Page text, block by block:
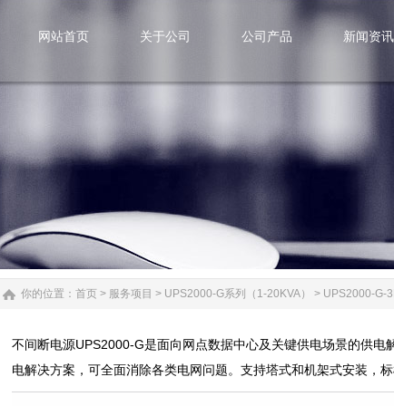
网站首页
关于公司
公司产品
新闻资讯
你的位置： 首页 > 服务项目 > UPS2000-G系列（1-20KVA） > UPS2000-G-
不间断电源UPS2000-G是面向网点数据中心及关键供电场景的供电
电解决方案，可全面消除各类电网问题。支持塔式和机架式安装，标